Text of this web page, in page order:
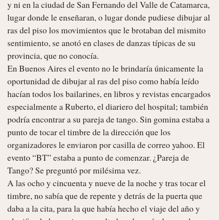
y ni en la ciudad de San Fernando del Valle de Catamarca,
lugar donde le enseñaran, o lugar donde pudiese dibujar al
ras del piso los movimientos que le brotaban del mismito
sentimiento, se anotó en clases de danzas típicas de su
provincia, que no conocía.
En Buenos Aires el evento no le brindaría únicamente la
oportunidad de dibujar al ras del piso como había leído
hacían todos los bailarines, en libros y revistas encargados
especialmente a Ruberto, el diariero del hospital; también
podría encontrar a su pareja de tango. Sin gomina estaba a
punto de tocar el timbre de la dirección que los
organizadores le enviaron por casilla de correo yahoo. El
evento “BT” estaba a punto de comenzar. ¿Pareja de
Tango? Se preguntó por milésima vez.
A las ocho y cincuenta y nueve de la noche y tras tocar el
timbre, no sabía que de repente y detrás de la puerta que
daba a la cita, para la que había hecho el viaje del año y